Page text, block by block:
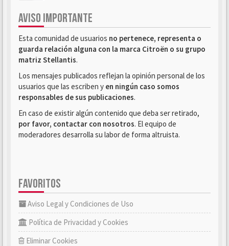
AVISO IMPORTANTE
Esta comunidad de usuarios no pertenece, representa o
guarda relación alguna con la marca Citroën o su grupo
matriz Stellantis.
Los mensajes publicados reflejan la opinión personal de los
usuarios que las escriben y en ningún caso somos
responsables de sus publicaciones.
En caso de existir algún contenido que deba ser retirado,
por favor, contactar con nosotros. El equipo de
moderadores desarrolla su labor de forma altruista.
FAVORITOS
Aviso Legal y Condiciones de Uso
Política de Privacidad y Cookies
Eliminar Cookies